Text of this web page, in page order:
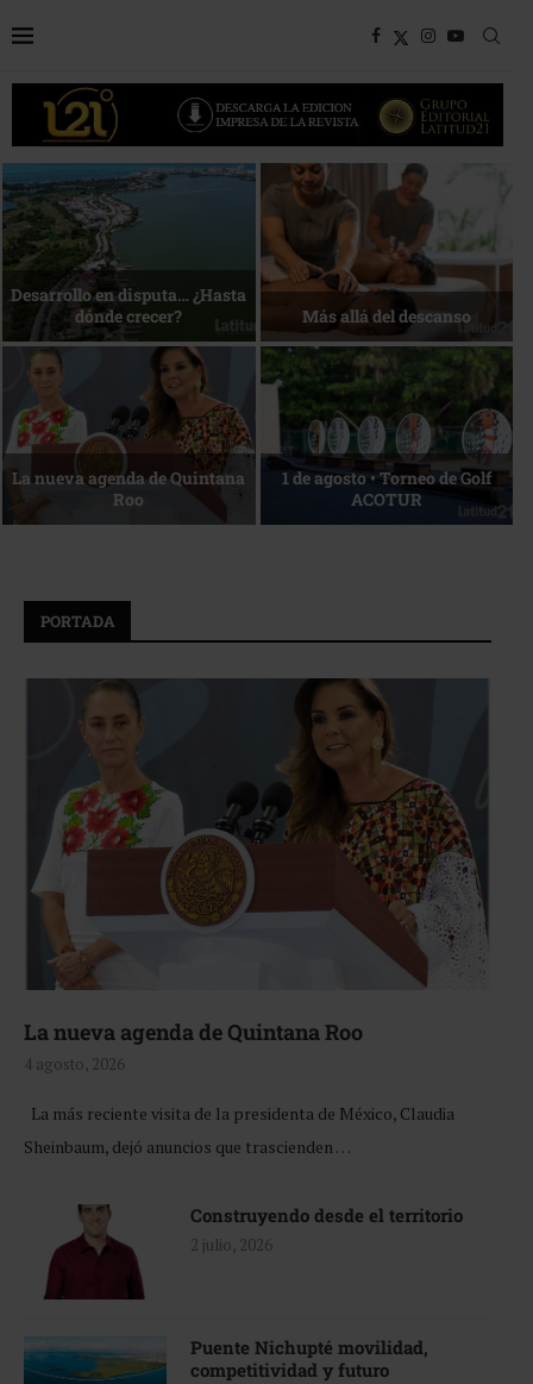
Bottega, un viaje servido a la
mesa
Energía que Impulsa la
competitividad
Reconocimiento de viajeros La esencia del servicio
PORTADA
La nueva agenda de Quintana Roo
4 agosto, 2026
La más reciente visita de la presidenta de México, Claudia
Sheinbaum, dejó anuncios que trascienden …
Construyendo desde el territorio
2 julio, 2026
Puente Nichupté movilidad,
competitividad y futuro